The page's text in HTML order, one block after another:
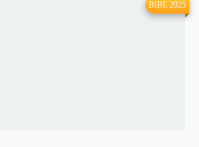
BIBE 2025